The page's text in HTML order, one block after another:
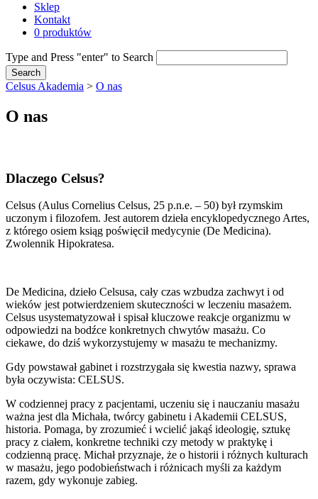
Sklep
Kontakt
0 produktów
Type and Press "enter" to Search
Celsus Akademia > O nas
O nas
Dlaczego Celsus?
Celsus (Aulus Cornelius Celsus, 25 p.n.e. – 50) był rzymskim
uczonym i filozofem. Jest autorem dzieła encyklopedycznego Artes,
z którego osiem ksiąg poświęcił medycynie (De Medicina).
Zwolennik Hipokratesa.
De Medicina, dzieło Celsusa, cały czas wzbudza zachwyt i od
wieków jest potwierdzeniem skuteczności w leczeniu masażem.
Celsus usystematyzował i spisał kluczowe reakcje organizmu w
odpowiedzi na bodźce konkretnych chwytów masażu. Co
ciekawe, do dziś wykorzystujemy w masażu te mechanizmy.
Gdy powstawał gabinet i rozstrzygała się kwestia nazwy, sprawa
była oczywista: CELSUS.
W codziennej pracy z pacjentami, uczeniu się i nauczaniu masażu
ważna jest dla Michała, twórcy gabinetu i Akademii CELSUS,
historia. Pomaga, by zrozumieć i wcielić jakąś ideologię, sztukę
pracy z ciałem, konkretne techniki czy metody w praktykę i
codzienną pracę. Michał przyznaje, że o historii i różnych kulturach
w masażu, jego podobieństwach i różnicach myśli za każdym
razem, gdy wykonuje zabieg.